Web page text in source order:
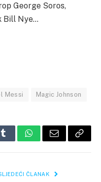
George Soros,
Bill Nye…
Messi Magic Johnson
TumblrWhatsApp
Email Copy
ČLANAK